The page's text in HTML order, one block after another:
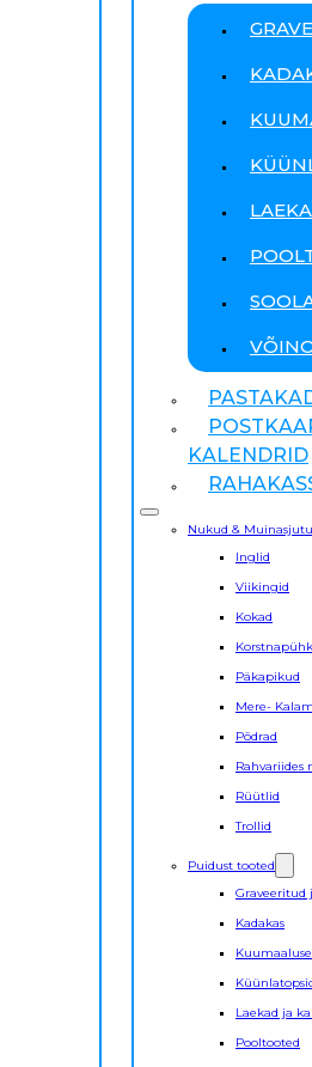
KALENDRID
Nukud &
Inglid
Viikingid
Kokad
Päkapikud
Mere-
Põdrad
Rahvariides
Rüütlid
Trollid
Puidust tooted
Graveeritud
Kadakas
Laekad ja
Pooltooted